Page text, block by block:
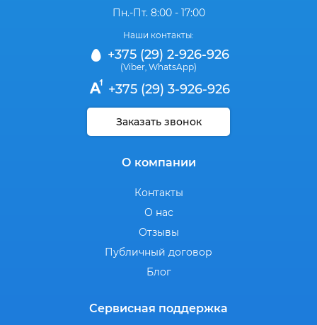
Пн.-Пт. 8:00 - 17:00
Наши контакты:
+375 (29) 2-926-926
(Viber WhatsApp)
+375 (29) 3-926-926
Заказать звонок
О компании
Контакты
О нас
Отзывы
Публичный договор
Блог
Сервисная поддержка